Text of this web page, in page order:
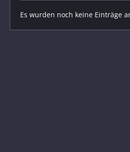
Es wurden noch keine Einträge